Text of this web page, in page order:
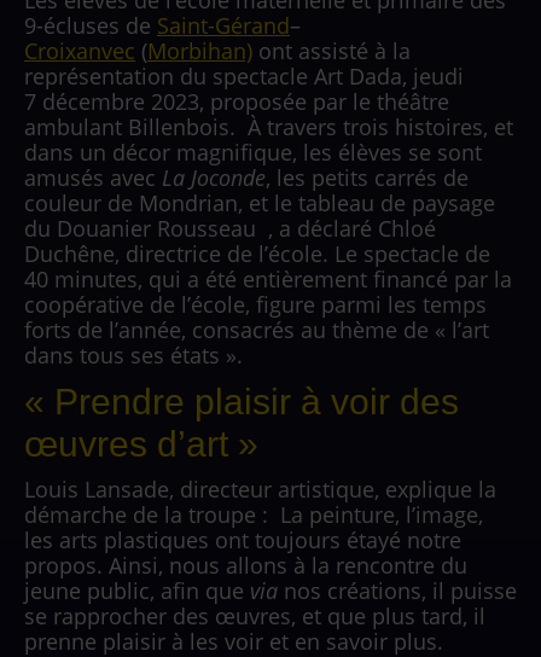
9-écluses de Saint-Gérand–
Croixanvec (Morbihan) ont assisté à la
représentation du spectacle Art Dada, jeudi
7 décembre 2023, proposée par le théâtre
ambulant Billenbois. À travers trois histoires, et
dans un décor magnifique, les élèves se sont
amusés avec La Joconde, les petits carrés de
couleur de Mondrian, et le tableau de paysage
du Douanier Rousseau , a déclaré Chloé
Duchêne, directrice de l’école. Le spectacle de
40 minutes, qui a été entièrement financé par la
coopérative de l’école, figure parmi les temps
forts de l’année, consacrés au thème de « l’art
dans tous ses états ».
« Prendre plaisir à voir des
œuvres d’art »
Louis Lansade, directeur artistique, explique la
démarche de la troupe : La peinture, l’image,
les arts plastiques ont toujours étayé notre
propos. Ainsi, nous allons à la rencontre du
jeune public, afin que via nos créations, il puisse
se rapprocher des œuvres, et que plus tard, il
prenne plaisir à les voir et en savoir plus.